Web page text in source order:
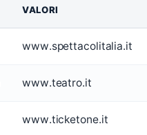
VALORI
www.spettacolitalia.it
www.teatro.it
www.ticketone.it